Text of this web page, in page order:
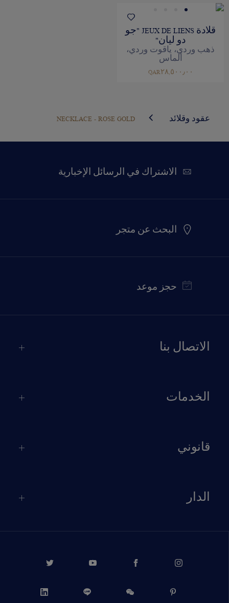
قلادة JEUX DE LIENS "جو
دو ليان"
ذهب وردي، ياقوت وردي،
ألماس
QAR٢٨,٥٠٠٫٠٠
عقود وقلائد NECKLACE - ROSE GOLD
الاشتراك في الرسائل الإخبارية
البحث عن متجر
حجز موعد
الاتصال بنا
الخدمات
قانوني
الدار